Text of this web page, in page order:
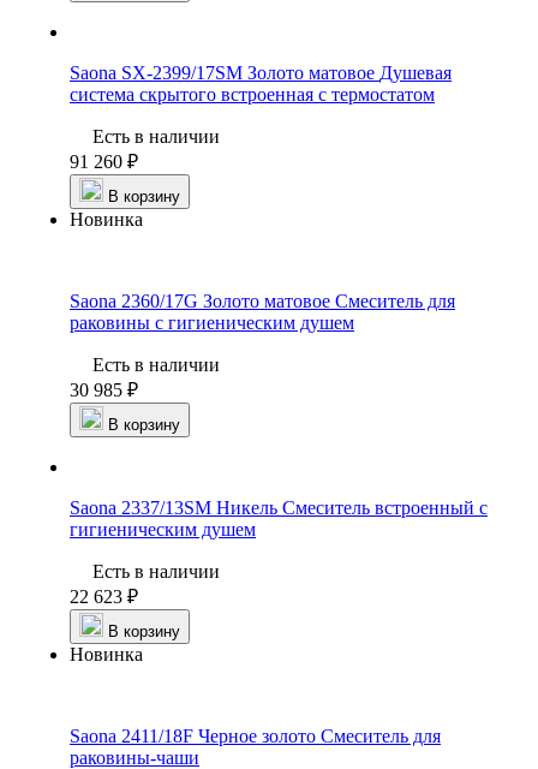
Saona SX-2399/17SM Золото матовое Душевая
система скрытого встроенная с термостатом
Есть в наличии
91 260 ₽
В корзину
Новинка
Saona 2360/17G Золото матовое Смеситель для
раковины с гигиеническим душем
Есть в наличии
30 985 ₽
В корзину
Saona 2337/13SM Никель Смеситель встроенный с
гигиеническим душем
Есть в наличии
22 623 ₽
В корзину
Новинка
Saona 2411/18F Черное золото Смеситель для
раковины-чаши